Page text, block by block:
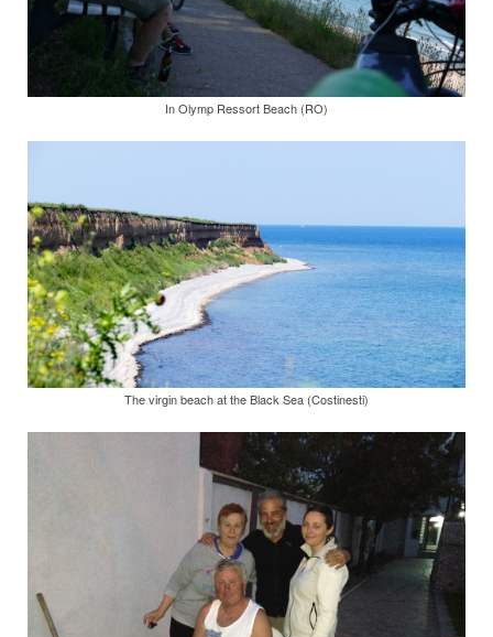
In Olymp Ressort Beach (RO)
The virgin beach at the Black Sea (Costinesti)